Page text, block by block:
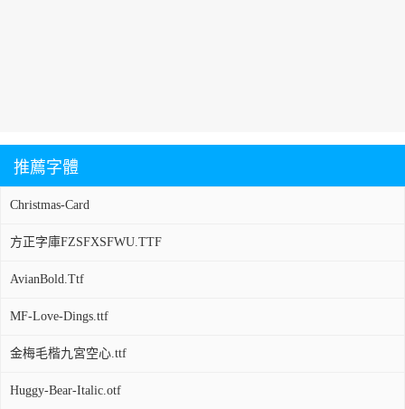
推薦字體
Christmas-Card
方正字庫FZSFXSFWU.TTF
AvianBold.Ttf
MF-Love-Dings.ttf
金梅毛楷九宮空心.ttf
Huggy-Bear-Italic.otf